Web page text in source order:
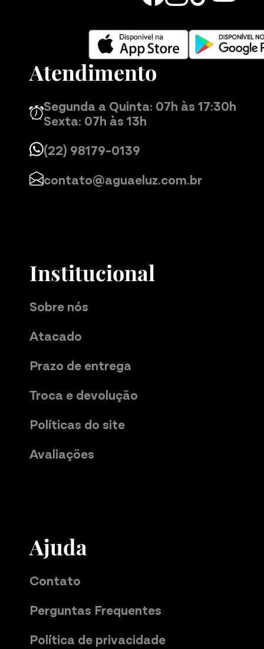
Atendimento
Segunda a Quinta: 07h às 17:30h
Sexta: 07h às 13h
(22) 98179-0139
contato@aguaeluz.com.br
Institucional
Sobre nós
Atacado
Prazo de entrega
Troca e devolução
Políticas do site
Avaliações
Ajuda
Contato
Perguntas Frequentes
Política de privacidade